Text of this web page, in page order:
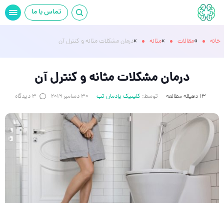
تماس با ما
خانه »مقالات »مثانه »درمان مشکلات مثانه و کنترل آن
درمان مشکلات مثانه و کنترل آن
13 دقیقه مطالعه توسط: کلینیک یادمان تب 30 دسامبر 2019 3 دیدگاه